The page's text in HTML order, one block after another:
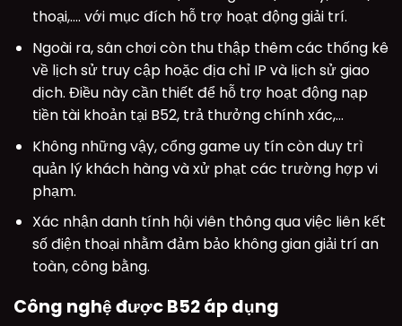
thoại,…. với mục đích hỗ trợ hoạt động giải trí.
Ngoài ra, sân chơi còn thu thập thêm các thống kê
về lịch sử truy cập hoặc địa chỉ IP và lịch sử giao
dịch. Điều này cần thiết để hỗ trợ hoạt động nạp
tiền tài khoản tại B52, trả thưởng chính xác,…
Không những vậy, cổng game uy tín còn duy trì
quản lý khách hàng và xử phạt các trường hợp vi
phạm.
Xác nhận danh tính hội viên thông qua việc liên kết
số điện thoại nhằm đảm bảo không gian giải trí an
toàn, công bằng.
Công nghệ được B52 áp dụng